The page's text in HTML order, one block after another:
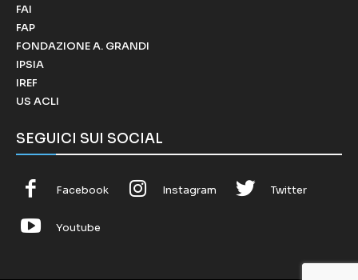
FAI
FAP
FONDAZIONE A. GRANDI
IPSIA
IREF
US ACLI
SEGUICI SUI SOCIAL
Facebook Instagram Twitter
Youtube